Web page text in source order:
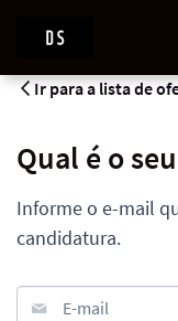
Ir para a lista de
Qual é o
Informe o e-mail
candidatura.
E-mail